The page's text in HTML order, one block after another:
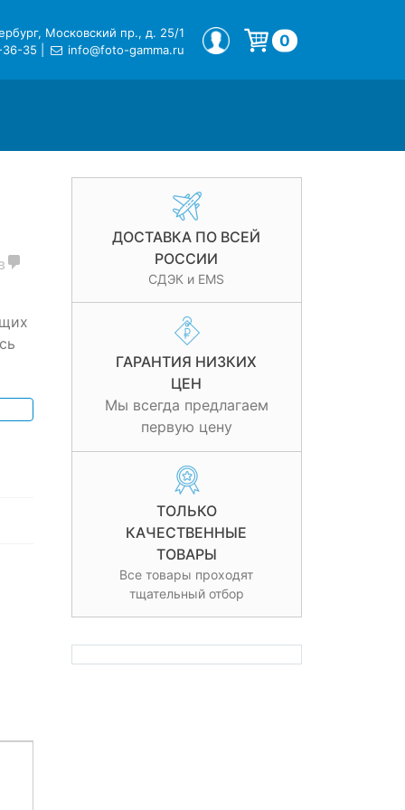
Московский пр., д. 25/1
36-35
info@foto-gamma.ru
МОЙ ПРОФИЛЬ 0
ДОСТАВКА ПО ВСЕЙ
РОССИИ
СДЭК и EMS
ГАРАНТИЯ НИЗКИХ
ЦЕН
Мы всегда предлагаем
первую цену
ТОЛЬКО
КАЧЕСТВЕННЫЕ
ТОВАРЫ
Все товары проходят
тщательный отбор